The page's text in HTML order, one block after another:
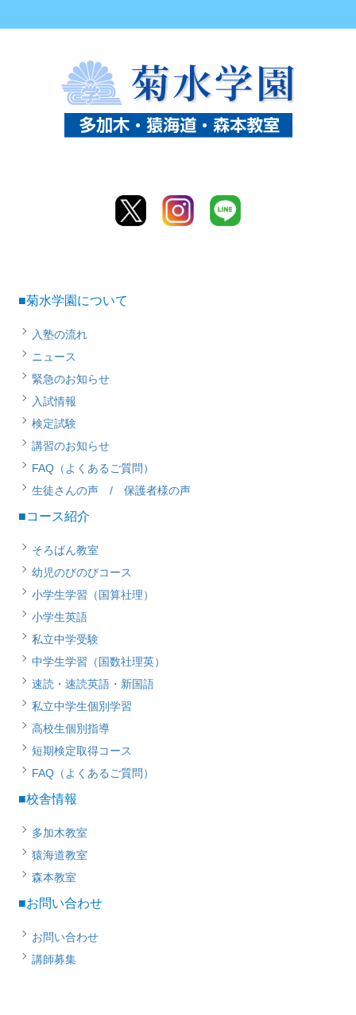
■菊水学園について
入塾の流れ
ニュース
緊急のお知らせ
入試情報
検定試験
講習のお知らせ
FAQ（よくあるご質問）
生徒さんの声 / 保護者様の声
■コース紹介
そろばん教室
幼児のびのびコース
小学生学習（国算社理）
小学生英語
私立中学受験
中学生学習（国数社理英）
速読・速読英語・新国語
私立中学生個別学習
高校生個別指導
短期検定取得コース
FAQ（よくあるご質問）
■校舎情報
多加木教室
猿海道教室
森本教室
■お問い合わせ
お問い合わせ
講師募集